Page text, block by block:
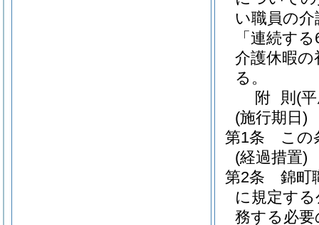
い職員の
「連続す
介護休暇
る。
附 則 (
(施行期日)
第1条
この
(経過措置)
第2条
錦町
に規定す
務する必